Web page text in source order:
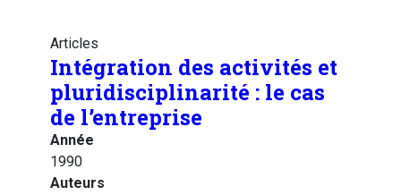
Articles
Intégration des activités et
pluridisciplinarité : le cas
de l’entreprise
Année
1990
Auteurs